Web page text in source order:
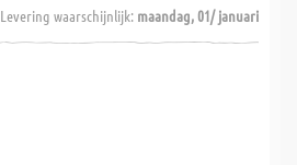
Levering waarschijnlijk: maandag, 01/ januari